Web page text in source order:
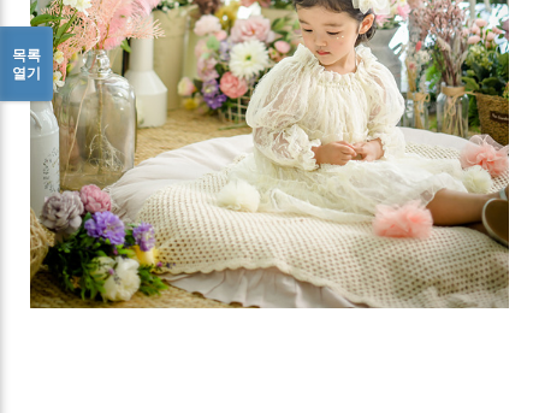
목록
열기